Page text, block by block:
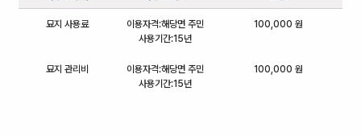
묘지 사용료
이용자격:해당면 주민
사용기간:15년
100,000 원
묘지 관리비
이용자격:해당면 주민
사용기간:15년
100,000 원